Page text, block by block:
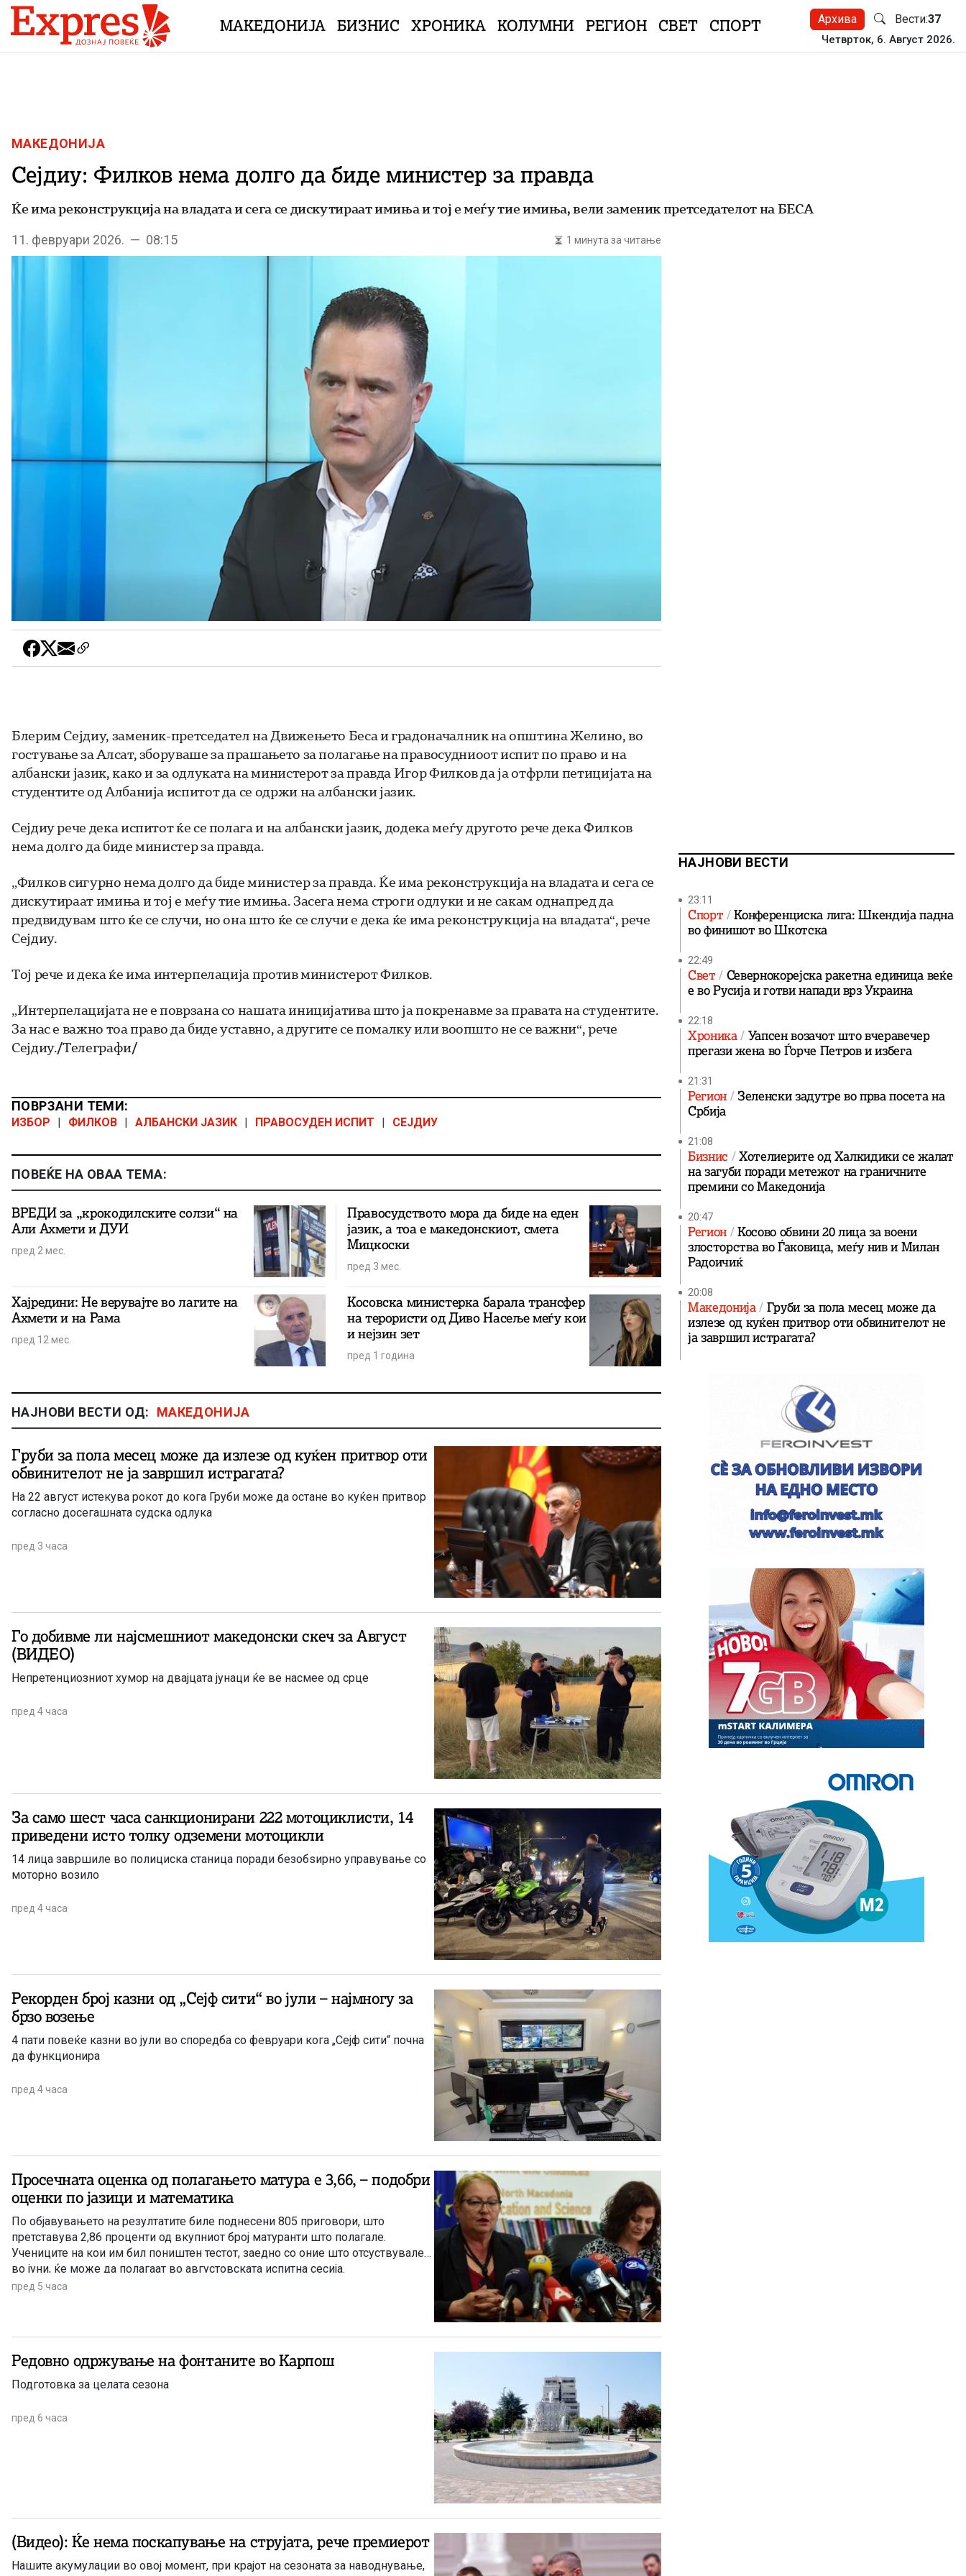
Skip to content
МАКЕДОНИЈА БИЗНИС ХРОНИКА КОЛУМНИ РЕГИОН СВЕТ СПОРТ Архива Вести:37
Четврток, 6. Август 2026.
МАКЕДОНИЈА
Сејдиу: Филков нема долго да биде министер за правда
Ќе има реконструкција на владата и сега се дискутираат имиња и тој е меѓу тие имиња, вели заменик претседателот на БЕСА
11. февруари 2026. — 08:15 1 минута за читање
Блерим Сејдиу, заменик-претседател на Движењето Беса и градоначалник на општина Желино, во
гостување за Алсат, зборуваше за прашањето за полагање на правосудниоот испит по право и на
албански јазик, како и за одлуката на министерот за правда Игор Филков да ја отфрли петицијата на
студентите од Албанија испитот да се одржи на албански јазик.
Сејдиу рече дека испитот ќе се полага и на албански јазик, додека меѓу другото рече дека Филков
нема долго да биде министер за правда.
„Филков сигурно нема долго да биде министер за правда. Ќе има реконструкција на владата и сега се
дискутираат имиња и тој е меѓу тие имиња. Засега нема строги одлуки и не сакам однапред да
предвидувам што ќе се случи, но она што ќе се случи е дека ќе има реконструкција на владата“, рече
Сејдиу.
Тој рече и дека ќе има интерпелација против министерот Филков.
„Интерпелацијата не е поврзана со нашата иницијатива што ја покренавме за правата на студентите.
За нас е важно тоа право да биде уставно, а другите се помалку или воопшто не се важни“, рече
Сејдиу./Телеграфи/
ПОВРЗАНИ ТЕМИ:
ИЗБОР ФИЛКОВ АЛБАНСКИ ЈАЗИК ПРАВОСУДЕН ИСПИТ СЕЈДИУ
ПОВЕЌЕ НА ОВАА ТЕМА:
ВРЕДИ за „крокодилските солзи“ на
Али Ахмети и ДУИ
пред 2 мес.
Правосудството мора да биде на еден
јазик, а тоа е македонскиот, смета
Мицкоски
пред 3 мес.
Хајредини: Не верувајте во лагите на
Ахмети и на Рама
пред 12 мес.
Косовска министерка барала трансфер
на терористи од Диво Насеље меѓу кои
и нејзин зет
пред 1 година
НАЈНОВИ ВЕСТИ ОД: МАКЕДОНИЈА
Груби за пола месец може да излезе од куќен притвор оти
обвинителот не ја завршил истрагата?
На 22 август истекува рокот до кога Груби може да остане во куќен притвор
согласно досегашната судска одлука
пред 3 часа
Го добивме ли најсмешниот македонски скеч за Август
(ВИДЕО)
Непретенциозниот хумор на двајцата јунаци ќе ве насмее од срце
пред 4 часа
За само шест часа санкционирани 222 мотоциклисти, 14
приведени исто толку одземени мотоцикли
14 лица завршиле во полициска станица поради безобѕирно управување со
моторно возило
пред 4 часа
Рекорден број казни од „Сејф сити“ во јули – најмногу за
брзо возење
4 пати повеќе казни во јули во споредба со февруари кога „Сејф сити“ почна
да функционира
пред 4 часа
Просечната оценка од полагањето матура е 3,66, – подобри
оценки по јазици и математика
По објавувањето на резултатите биле поднесени 805 приговори, што
претставува 2,86 проценти од вкупниот број матуранти што полагале.
Учениците на кои им бил поништен тестот, заедно со оние што отсуствувале
во јуни, ќе може да полагаат во августовската испитна сесија.
пред 5 часа
Редовно одржување на фонтаните во Карпош
Подготовка за целата сезона
пред 6 часа
(Видео): Ќе нема поскапување на струјата, рече премиерот
Нашите акумулации во овој момент, при крајот на сезоната за наводнување,
НАЈНОВИ ВЕСТИ
23:11
Спорт
Конференциска лига: Шкендија падна
во финишот во Шкотска
22:49
Свет Севернокорејска ракетна единица веќе
е во Русија и готви напади врз Украина
22:18
Хроника Уапсен возачот што вчеравечер
прегази жена во Ѓорче Петров и избега
21:31
Регион
Зеленски задутре во прва посета на
Србија
21:08
Бизнис
Хотелиерите од Халкидики се жалат
на загуби поради метежот на граничните
премини со Македонија
20:47
Регион
Косово обвини 20 лица за воени
злосторства во Ѓаковица, меѓу нив и Милан
Радоичиќ
20:08
Македонија Груби за пола месец може да
излезе од куќен притвор оти обвинителот не
ја завршил истрагата?